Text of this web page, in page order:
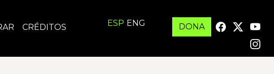
CRÉDITOS ESP ENG DONA